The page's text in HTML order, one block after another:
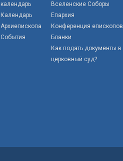
календарь
Календарь
Архиепископа
События
Вселенские Соборы
Епархия
Конференция епископов
Бланки
Как подать документы в
церковный суд?